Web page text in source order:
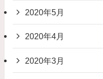
2020年5月
2020年4月
2020年3月